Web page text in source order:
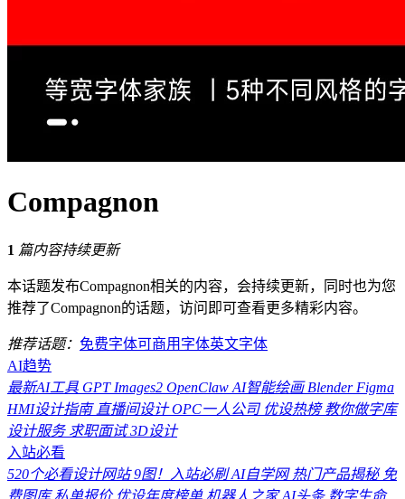
Compagnon
1 篇内容持续更新
本话题发布Compagnon相关的内容，会持续更新，同时也为您
推荐了Compagnon的话题，访问即可查看更多精彩内容。
推荐话题： 免费字体可商用字体英文字体
AI趋势
最新AI工具 GPT Images2 OpenClaw AI智能绘画BlenderFigma
HMI设计指南直播间设计OPC一人公司优设热榜教你做字库
设计服务求职面试3D设计
入站必看
520个必看设计网站9图！入站必刷AI自学网热门产品揭秘免